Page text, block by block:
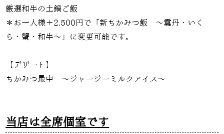
厳選和牛の土鍋ご飯
＊お一人様＋2,500円で「新ちかみつ飯 〜雲丹・いく
ら・蟹・和牛〜」に変更可能です。
【デザート】
ちかみつ最中 ～ジャージーミルクアイス～
当店は全席個室です